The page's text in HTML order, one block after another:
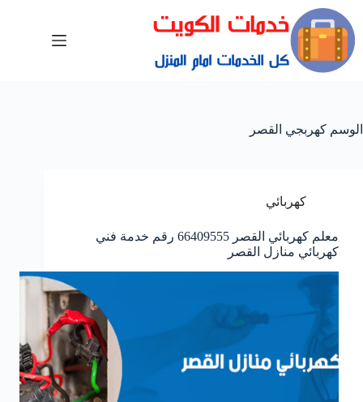
الوسم كهربجي القصر
كهربائي
معلم كهربائي القصر 66409555 رقم خدمة فني
كهربائي منازل القصر